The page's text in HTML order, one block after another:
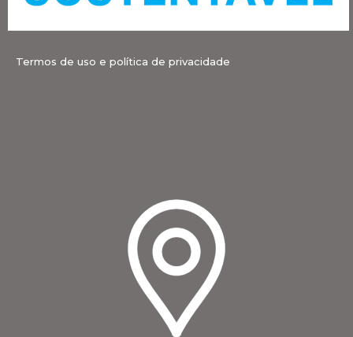
Termos de uso e política de privacidade